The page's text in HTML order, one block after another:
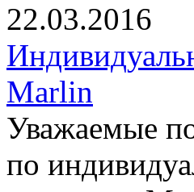
22.03.2016
Marlin
Уважаемые
по